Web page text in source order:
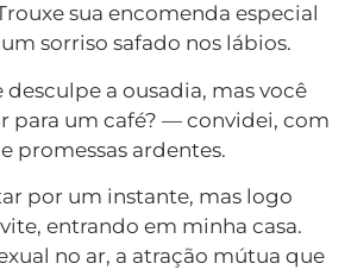
sua encomenda especial
sorriso safado nos lábios.
a ousadia, mas você
para um café? — convidei, com
promessas ardentes.
por um instante, mas logo
entrando em minha casa.
no ar, a atração mútua que